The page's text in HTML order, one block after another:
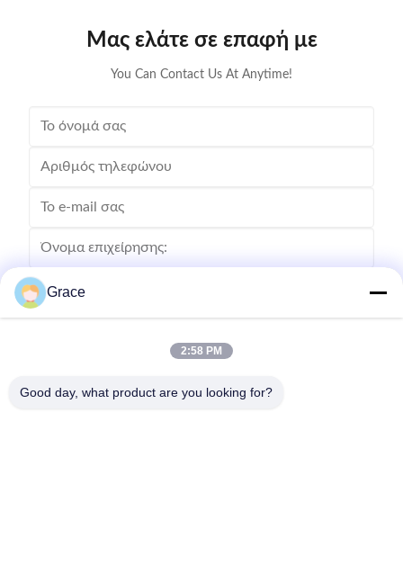
Μας ελάτε σε επαφή με
You Can Contact Us At Anytime!
Στείλετε
Grace
2:58 PM
Good day, what product are you looking for?